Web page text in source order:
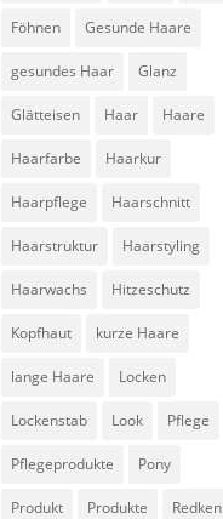
Föhnen Gesunde Haare
gesundes Haar Glanz
Glätteisen Haar Haare
Haarfarbe Haarkur
Haarpflege Haarschnitt
Haarstruktur Haarstyling
Haarwachs Hitzeschutz
Kopfhaut kurze Haare
lange Haare Locken
Lockenstab Look Pflege
Pflegeprodukte Pony
Produkt Produkte Redken